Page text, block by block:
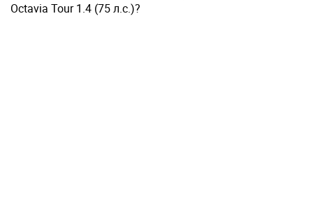
Octavia Tour 1.4 (75 л.с.)?